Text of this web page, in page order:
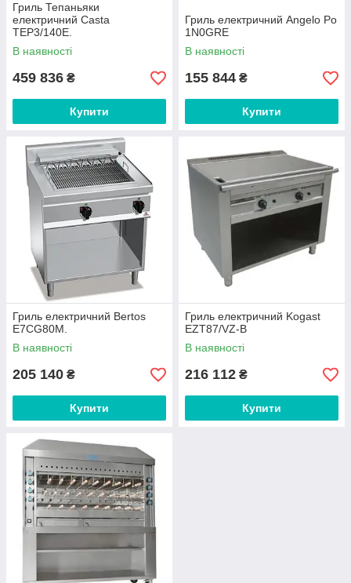
Гриль Тепаньяки
електричний Casta
TEP3/140E.
В наявності
459 836 ₴
Купити
Гриль електричний Angelo Po
1N0GRE
В наявності
155 844 ₴
Купити
Гриль електричний Bertos
E7CG80M.
В наявності
205 140 ₴
Купити
Гриль електричний Kogast
EZT87/VZ-B
В наявності
216 112 ₴
Купити